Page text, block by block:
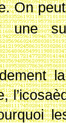
On
une